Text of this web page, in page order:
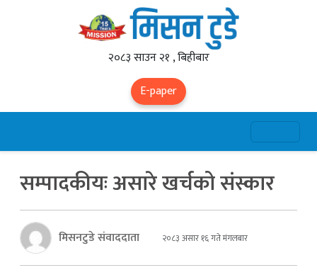
२०८३ साउन २१ , बिहीबार
E-paper
सम्पादकीयः असारे खर्चको संस्कार
मिसनटुडे संवाददाता २०८३ असार १६ गते मंगलबार